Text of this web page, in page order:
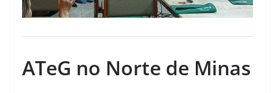
ATeG no Norte de Minas